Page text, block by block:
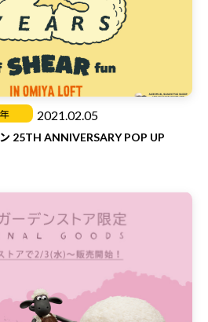
2021.02.05
25TH ANNIVERSARY POP UP